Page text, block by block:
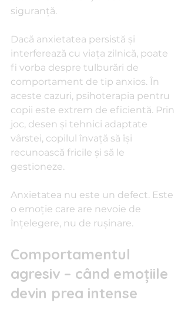
siguranță.
Dacă anxietatea persistă și
interferează cu viața zilnică, poate
fi vorba despre tulburări de
comportament de tip anxios. În
aceste cazuri, psihoterapia pentru
copii este extrem de eficientă. Prin
joc, desen și tehnici adaptate
vârstei, copilul învață să își
recunoască fricile și să le
gestioneze.
Anxietatea nu este un defect. Este
o emoție care are nevoie de
înțelegere, nu de rușinare.
Comportamentul
agresiv – când emoțiile
devin prea intense